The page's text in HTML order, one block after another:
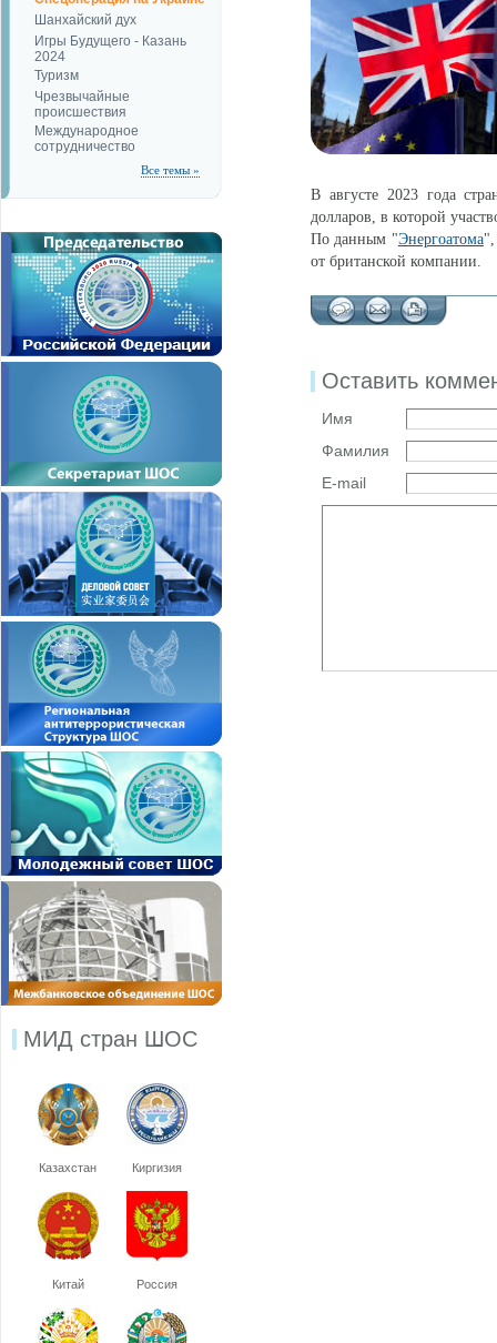
Шанхайский дух
Игры Будущего - Казань
2024
Туризм
Чрезвычайные
происшествия
Международное
сотрудничество
Все темы »
МИД стран ШОС
Казахстан Киргизия
Китай Россия
В августе 2023 года
долларов, в которой
По данным "Энергоатома",
от британской компании.
Оставить
Имя
Фамилия
E-mail